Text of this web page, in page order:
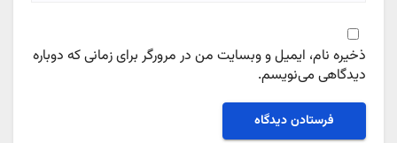
ذخیره نام، ایمیل و وبسایت من در مرورگر برای زمانی که دوباره
دیدگاهی می‌نویسم.